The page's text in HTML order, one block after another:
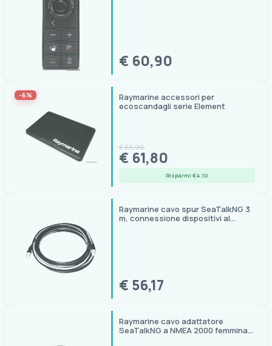
€ 60,90
-6%
Raymarine accessori per
ecoscandagli serie Element
€ 65,90
€ 61,80
Risparmi €4.10
Raymarine cavo spur SeaTalkNG 3
m, connessione dispositivi al
€ 56,17
Raymarine cavo adattatore
SeaTalkNG a NMEA 2000 femmina,